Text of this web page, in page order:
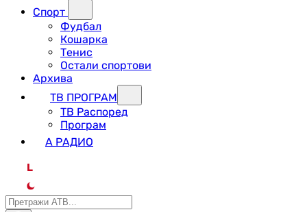
Спорт
Фудбал
Кошарка
Тенис
Остали спортови
Архива
ТВ ПРОГРАМ
ТВ Распоред
Програм
А РАДИО
L